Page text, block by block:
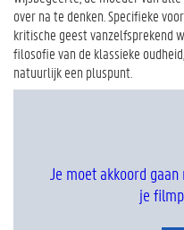
over na te denken. Specifieke
kritische geest vanzelfsprekend
filosofie van de klassieke
natuurlijk een pluspunt.
Je moet akkoord
je